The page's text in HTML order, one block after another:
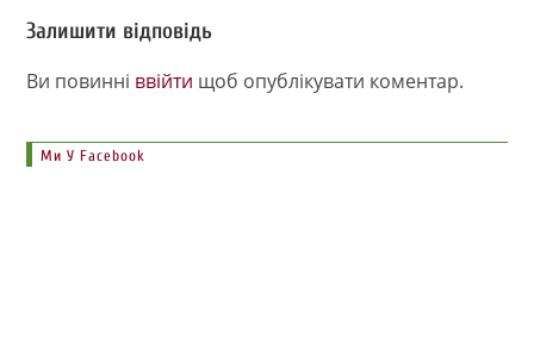
Залишити відповідь
Ви повинні ввійти щоб опублікувати коментар.
Ми У Facebook